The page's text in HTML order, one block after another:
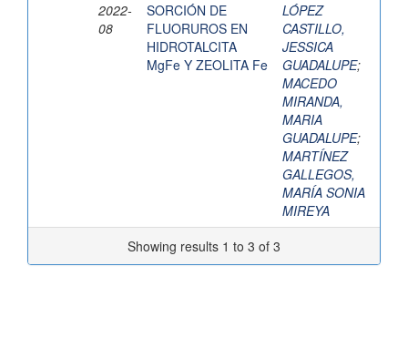
2022-
08
SORCIÓN DE
FLUORUROS EN
HIDROTALCITA
MgFe Y ZEOLITA Fe
LÓPEZ
CASTILLO,
JESSICA
GUADALUPE;
MACEDO
MIRANDA,
MARIA
GUADALUPE;
MARTÍNEZ
GALLEGOS,
MARÍA SONIA
MIREYA
Showing results 1 to 3 of 3